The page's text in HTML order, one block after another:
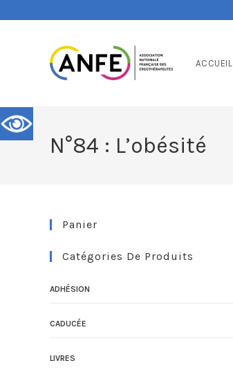
ACCUEIL
N°84 : L’obésité
Panier
Catégories De Produits
ADHÉSION
CADUCÉE
LIVRES